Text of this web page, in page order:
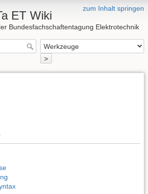
zum Inhalt springen
ET Wiki
Bundesfachschaftentagung Elektrotechnik
>